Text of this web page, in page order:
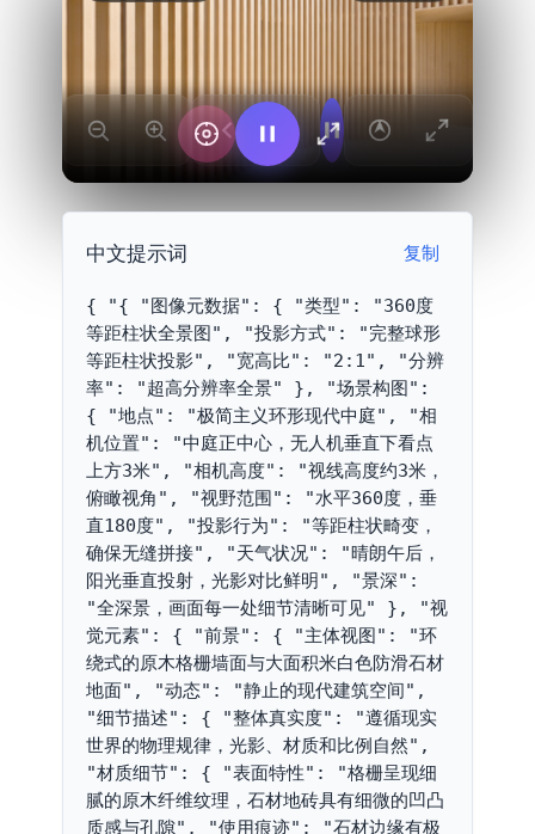
中文提示词 复制
{ "{ "图像元数据": { "类型": "360度
等距柱状全景图", "投影方式": "完整球形
等距柱状投影", "宽高比": "2:1", "分辨
率": "超高分辨率全景" }, "场景构图":
{ "地点": "极简主义环形现代中庭", "相
机位置": "中庭正中心，无人机垂直下看点
上方3米", "相机高度": "视线高度约3米，
俯瞰视角", "视野范围": "水平360度，垂
直180度", "投影行为": "等距柱状畸变，
确保无缝拼接", "天气状况": "晴朗午后，
阳光垂直投射，光影对比鲜明", "景深":
"全深景，画面每一处细节清晰可见" }, "视
觉元素": { "前景": { "主体视图": "环
绕式的原木格栅墙面与大面积米白色防滑石材
地面", "动态": "静止的现代建筑空间",
"细节描述": { "整体真实度": "遵循现实
世界的物理规律，光影、材质和比例自然",
"材质细节": { "表面特性": "格栅呈现细
腻的原木纤维纹理，石材地砖具有细微的凹凸
质感与孔隙", "使用痕迹": "石材边缘有极